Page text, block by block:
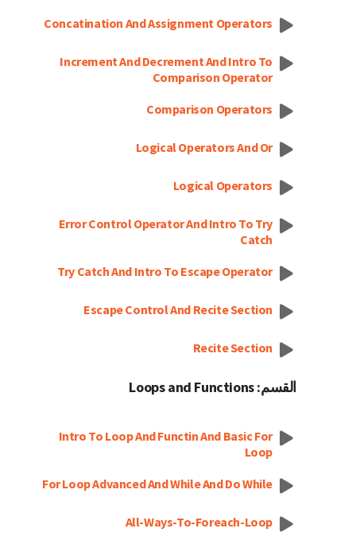
Concatination And Assignment Operators
Increment And Decrement And Intro To
Comparison Operator
Comparison Operators
Logical Operators And Or
Logical Operators
Error Control Operator And Intro To Try
Catch
Try Catch And Intro To Escape Operator
Escape Control And Recite Section
Recite Section
القسم: Loops and Functions
Intro To Loop And Functin And Basic For
Loop
For Loop Advanced And While And Do While
All-Ways-To-Foreach-Loop